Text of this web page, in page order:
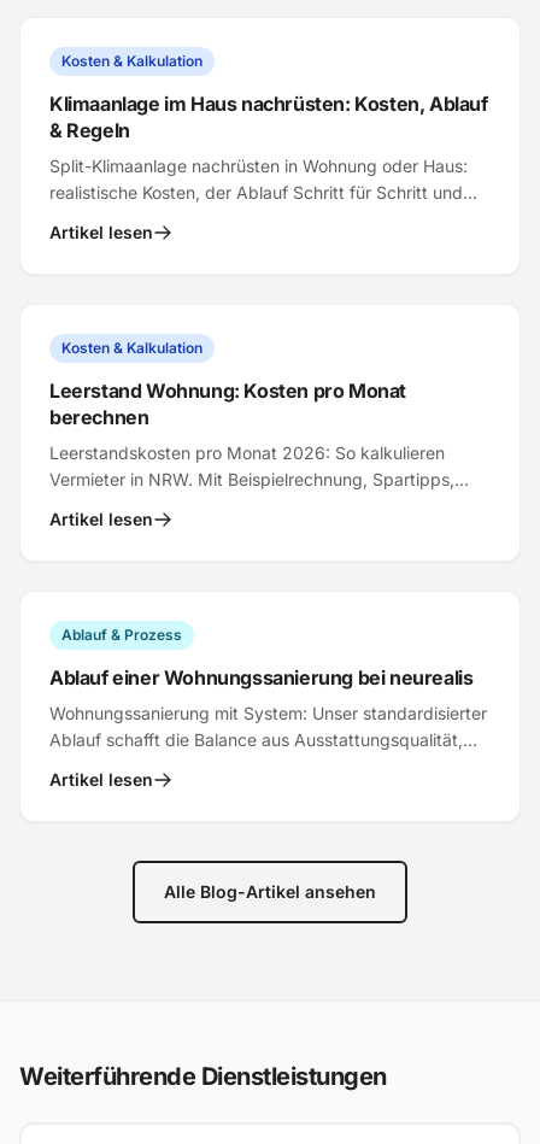
Kosten & Kalkulation
Klimaanlage im Haus nachrüsten: Kosten, Ablauf
& Regeln
Split-Klimaanlage nachrüsten in Wohnung oder Haus:
realistische Kosten, der Ablauf Schritt für Schritt und
Artikel lesen
Kosten & Kalkulation
Leerstand Wohnung: Kosten pro Monat
berechnen
Leerstandskosten pro Monat 2026: So kalkulieren
Vermieter in NRW. Mit Beispielrechnung, Spartipps,
Artikel lesen
Ablauf & Prozess
Ablauf einer Wohnungssanierung bei neurealis
Wohnungssanierung mit System: Unser standardisierter
Ablauf schafft die Balance aus Ausstattungsqualität,
Artikel lesen
Alle Blog-Artikel ansehen
Weiterführende Dienstleistungen